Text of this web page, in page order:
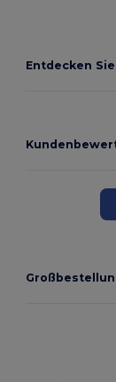
Entdecken